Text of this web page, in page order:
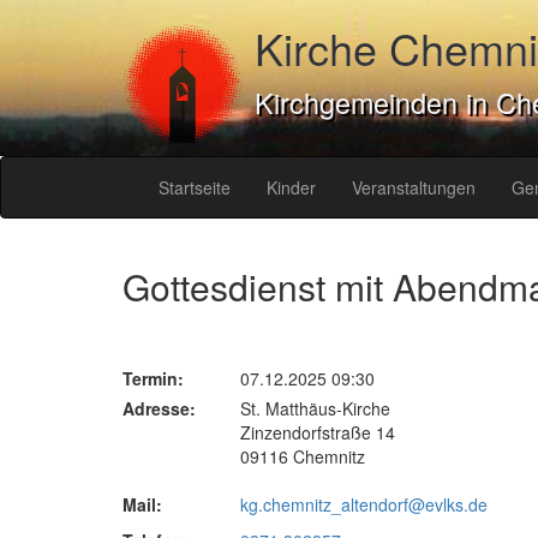
Kirche
Kirchgemeinden in
Startseite Kinder Veranstaltungen
Gottesdienst mit
Termin:
07.12.2025 09:30
Adresse:
St. Matthäus-Kirche
Zinzendorfstraße 14
09116 Chemnitz
Mail:
kg.chemnitz_altendorf@evlks.de